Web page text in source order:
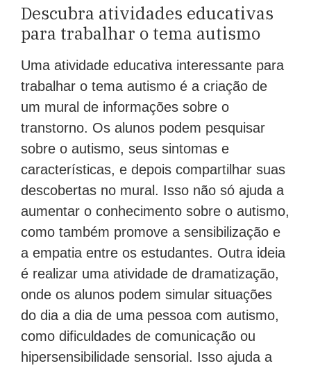
Descubra atividades educativas
para trabalhar o tema autismo
Uma atividade educativa interessante para
trabalhar o tema autismo é a criação de
um mural de informações sobre o
transtorno. Os alunos podem pesquisar
sobre o autismo, seus sintomas e
características, e depois compartilhar suas
descobertas no mural. Isso não só ajuda a
aumentar o conhecimento sobre o autismo,
como também promove a sensibilização e
a empatia entre os estudantes. Outra ideia
é realizar uma atividade de dramatização,
onde os alunos podem simular situações
do dia a dia de uma pessoa com autismo,
como dificuldades de comunicação ou
hipersensibilidade sensorial. Isso ajuda a